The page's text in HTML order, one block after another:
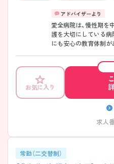
愛全病院は、慢性期を
護を大切にしている
にも安心の教育体制が
視野に入れられます
120日・残業少なめと
100％！託児所もあり
環境です。また【あい
を大切にされており、
ョンなど、患者様が
優しい看護師様が多
り、風通しもよい環境
育体制♪
お気に入り
求人
常勤（二交替制）